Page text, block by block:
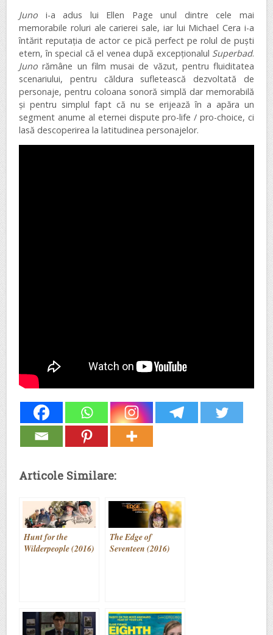
Juno i-a adus lui Ellen Page unul dintre cele mai
memorabile roluri ale carierei sale, iar lui Michael Cera i-a
întărit reputația de actor ce pică perfect pe rolul de puști
etern, în special că el venea după excepționalul Superbad.
Juno rămâne un film musai de văzut, pentru fluiditatea
scenariului, pentru căldura sufletească dezvoltată de
personaje, pentru coloana sonoră simplă dar memorabilă
și pentru simplul fapt că nu se erijează în a apăra un
segment anume al eternei dispute pro-life / pro-choice, ci
lasă descoperirea la latitudinea personajelor.
Articole Similare:
Hunt for the
Wilderpeople (2016)
The Edge of
Seventeen (2016)